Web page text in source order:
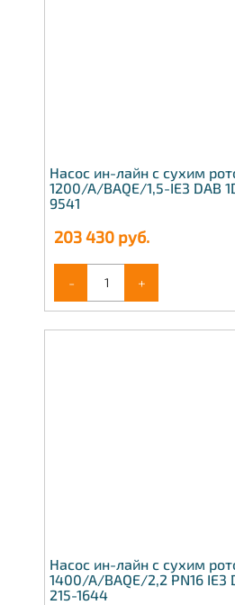
Насос ин-лайн с сухим
1200/A/BAQE/1,5-IE3 DAB
9541
203 430 руб.
- +
Насос ин-лайн с сухим
1400/A/BAQE/2,2 PN16 IE3
215-1644